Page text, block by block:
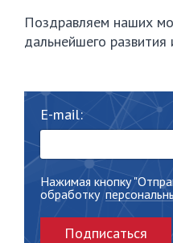
Поздравляем наших
дальнейшего
E-mail:
Нажимая кнопку
обработку
Подписаться